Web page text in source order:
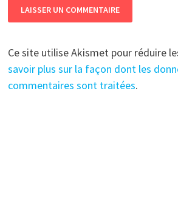
Ce site utilise Akismet pour réduire
savoir plus sur la façon dont les
commentaires sont traitées.